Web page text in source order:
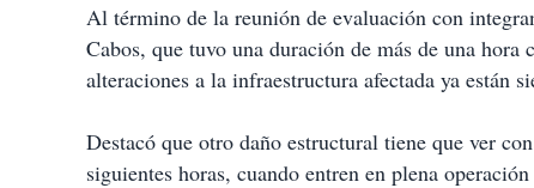
Al término de la reunión de evaluación con
Cabos, que tuvo una duración de más de una
alteraciones a la infraestructura afectada ya están
Destacó que otro daño estructural tiene que ver
siguientes horas, cuando entren en plena